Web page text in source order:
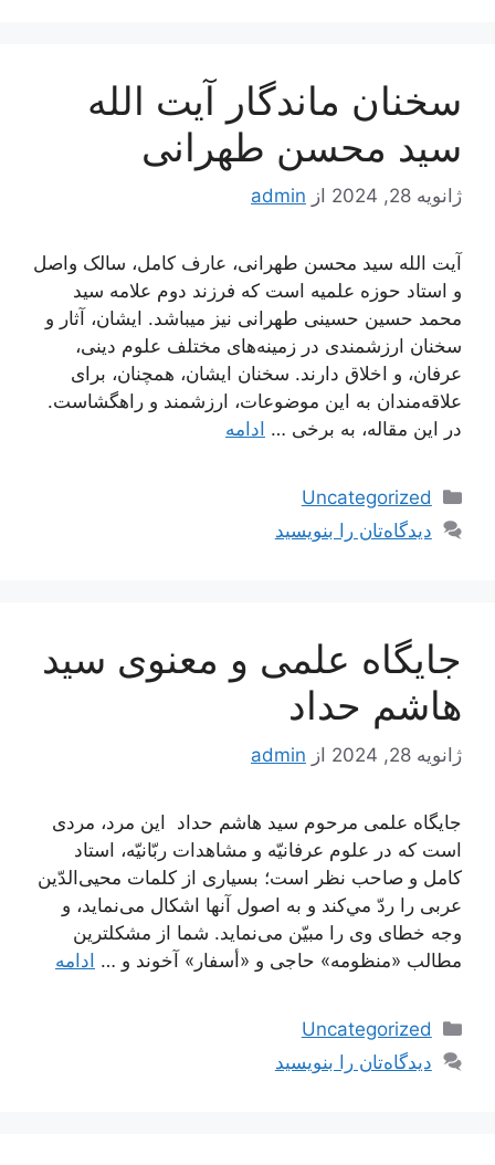
سخنان ماندگار آیت الله
سید محسن طهرانی
ژانویه 28, 2024 از admin
آیت الله سید محسن طهرانی، عارف کامل، سالک واصل
و استاد حوزه علمیه است که فرزند دوم علامه سید
محمد حسین حسینی طهرانی نیز میباشد. ایشان، آثار و
سخنان ارزشمندی در زمینه‌های مختلف علوم دینی،
عرفان، و اخلاق دارند. سخنان ایشان، همچنان، برای
علاقه‌مندان به این موضوعات، ارزشمند و راهگشاست.
در این مقاله، به برخی … ادامه
دسته‌ها
Uncategorized
دیدگاه‌تان را بنویسید
جایگاه علمی و معنوی سید
هاشم حداد
ژانویه 28, 2024 از admin
جایگاه علمی مرحوم سید هاشم حداد ‏ اين مرد، مردى
است كه در علوم عرفانيّه و مشاهدات ربّانيّه، استاد
كامل و صاحب نظر است؛ بسيارى از كلمات محيى‌الدّين
عربى را ردّ مي‌كند و به اصول آنها اشكال می‌‏نمايد، و
وجه خطاى وى را مبيّن می‌‏نمايد. شما از مشكلترين
مطالب «منظومه» حاجى و «أسفار» آخوند و … ادامه
دسته‌ها
Uncategorized
دیدگاه‌تان را بنویسید